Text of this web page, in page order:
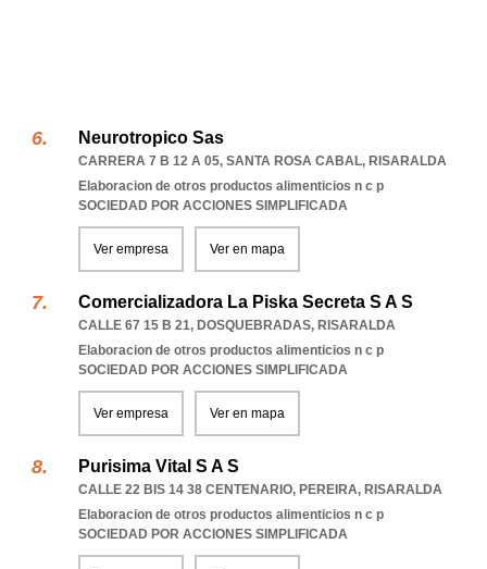
Neurotropico Sas
CARRERA 7 B 12 A 05, SANTA ROSA CABAL, RISARALDA
Elaboracion de otros productos alimenticios n c p
SOCIEDAD POR ACCIONES SIMPLIFICADA
Ver empresa Ver en mapa
Comercializadora La Piska Secreta S A S
CALLE 67 15 B 21, DOSQUEBRADAS, RISARALDA
Elaboracion de otros productos alimenticios n c p
SOCIEDAD POR ACCIONES SIMPLIFICADA
Ver empresa Ver en mapa
Purisima Vital S A S
CALLE 22 BIS 14 38 CENTENARIO, PEREIRA, RISARALDA
Elaboracion de otros productos alimenticios n c p
SOCIEDAD POR ACCIONES SIMPLIFICADA